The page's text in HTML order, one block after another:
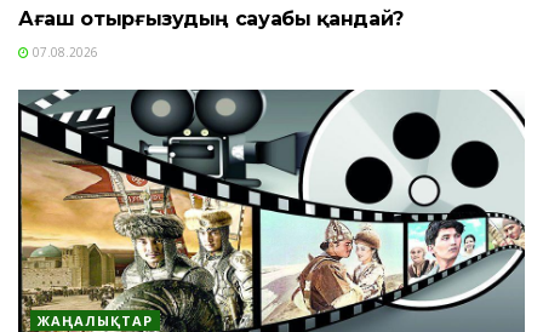
Ағаш отырғызудың сауабы қандай?
07.08.2026
ЖАҢАЛЫҚТАР